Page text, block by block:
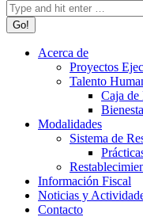
Acerca de
Proyectos
Talento
Caja de
Modalidades
Sistema de
Información Fiscal
Noticias y
Contacto